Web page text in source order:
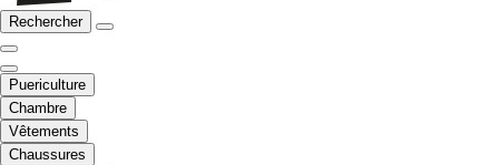
Rechercher
Puericulture
Chambre
Vêtements
Chaussures